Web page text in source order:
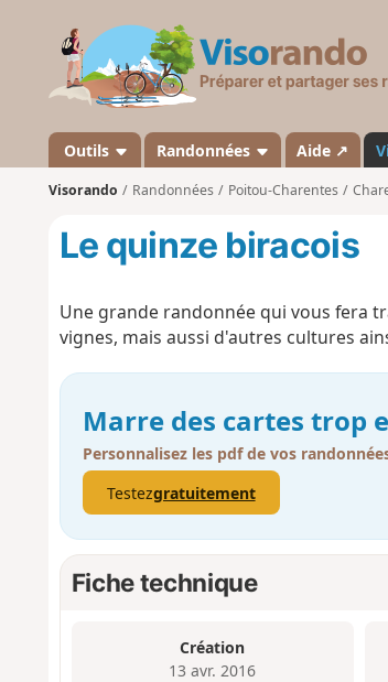
Outils Randonnées Aide ↗
Visorando Randonnées Poitou-Charentes
Le quinze biracois
Une grande randonnée qui vous fera
vignes, mais aussi d'autres cultures
Marre des cartes trop
Personnalisez les pdf de vos
Testezgratuitement
Fiche technique
Création
13 avr. 2016